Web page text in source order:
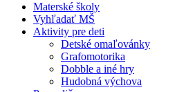
Materské školy
Vyhľadať MŠ
Aktivity pre deti
Detské omaľovánky
Grafomotorika
Dobble a iné hry
Hudobná výchova